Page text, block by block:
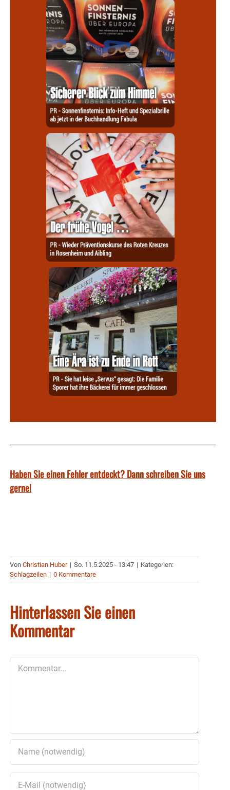
Haben Sie einen Fehler entdeckt? Dann schreiben Sie uns
gerne!
Von Christian Huber | So. 11.5.2025 - 13:47 | Kategorien:
Schlagzeilen | 0 Kommentare
Hinterlassen Sie einen
Kommentar